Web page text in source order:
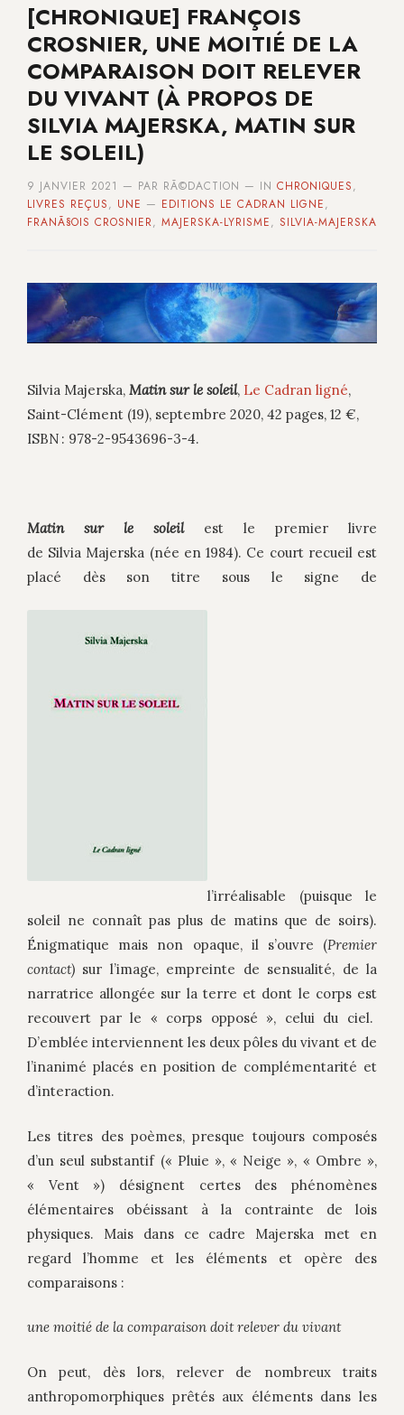
[CHRONIQUE] FRANÇOIS
CROSNIER, UNE MOITIÉ DE LA
COMPARAISON DOIT RELEVER
DU VIVANT (À PROPOS DE
SILVIA MAJERSKA, MATIN SUR
LE SOLEIL)
9 JANVIER 2021 — PAR RÃ©DACTION — IN CHRONIQUES,
LIVRES REÇUS, UNE — EDITIONS LE CADRAN LIGNE,
FRANÃ§OIS CROSNIER, MAJERSKA-LYRISME, SILVIA-MAJERSKA
Silvia Majerska, Matin sur le soleil, Le Cadran ligné,
Saint-Clément (19), septembre 2020, 42 pages, 12 €,
ISBN : 978-2-9543696-3-4.
Matin sur le soleil
est le premier livre
de Silvia Majerska (née en 1984). Ce court recueil est
placé dès son titre sous le signe de
l’irréalisable (puisque le
soleil ne connaît pas plus de matins que de soirs).
Énigmatique mais non opaque, il s’ouvre (Premier
contact) sur l’image, empreinte de sensualité, de la
narratrice allongée sur la terre et dont le corps est
recouvert par le « corps opposé », celui du ciel.
D’emblée interviennent les deux pôles du vivant et de
l’inanimé placés en position de complémentarité et
d’interaction.
Les titres des poèmes, presque toujours composés
d’un seul substantif (« Pluie », « Neige », « Ombre »,
« Vent ») désignent certes des phénomènes
élémentaires obéissant à la contrainte de lois
physiques. Mais dans ce cadre Majerska met en
regard l’homme et les éléments et opère des
comparaisons :
une moitié de la comparaison doit relever du vivant
On peut, dès lors, relever de nombreux traits
anthropomorphiques prêtés aux éléments dans les